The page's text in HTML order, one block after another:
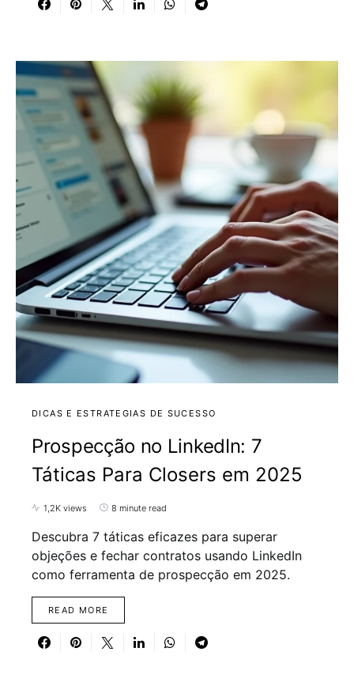
DICAS E ESTRATEGIAS DE SUCESSO
Prospecção no LinkedIn: 7
Táticas Para Closers em 2025
1,2K views 8 minute read
Descubra 7 táticas eficazes para superar
objeções e fechar contratos usando LinkedIn
como ferramenta de prospecção em 2025.
READ MORE